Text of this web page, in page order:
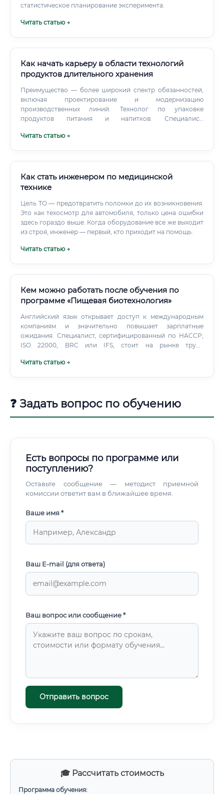
🎓 Рассчитать стоимость
Программа обучения:
статистическое планирование эксперимента.
Читать статью →
Как начать карьеру в области технологий
продуктов длительного хранения
Преимущество — более широкий спектр обязанностей,
включая проектирование и модернизацию
производственных линий. Технолог по упаковке
продуктов питания и напитков: Специалист,
упаковки продукции. Преимущество — возможность
Читать статью →
Как стать инженером по медицинской
технике
Цель ТО — предотвратить поломки до их возникновения.
Это как техосмотр для автомобиля, только цена ошибки
здесь гораздо выше. Когда оборудование все же выходит
из строя, инженер — первый, кто приходит на помощь.
Читать статью →
Кем можно работать после обучения по
программе «Пищевая биотехнология»
Английский язык открывает доступ к международным
компаниям и значительно повышает зарплатные
ожидания. Специалист, сертифицированный по HACCP,
ISO 22000, BRC или IFS, стоит на рынке труда
Читать статью →
❓ Задать вопрос по обучению
Есть вопросы по программе или
поступлению?
Оставьте сообщение — методист приемной
комиссии ответит вам в ближайшее время.
Ваше имя *
Ваш E-mail (для ответа)
Ваш вопрос или сообщение *
Отправить вопрос